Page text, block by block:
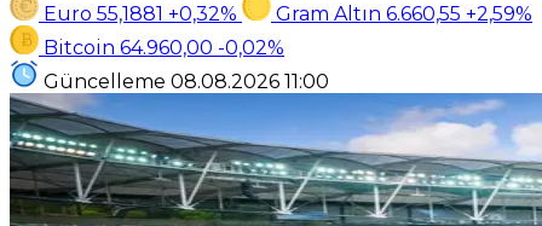
Euro 55,1881 +0,32% Gram Altın 6.660,55 +2,59%
Bitcoin 64.960,00 -0,02%
Güncelleme 08.08.2026 11:00